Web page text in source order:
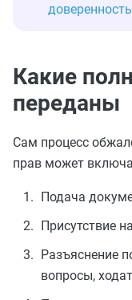
Какие
переданы
Сам процесс
прав может
Подача
Присутствие
Разъяснение
вопросы,